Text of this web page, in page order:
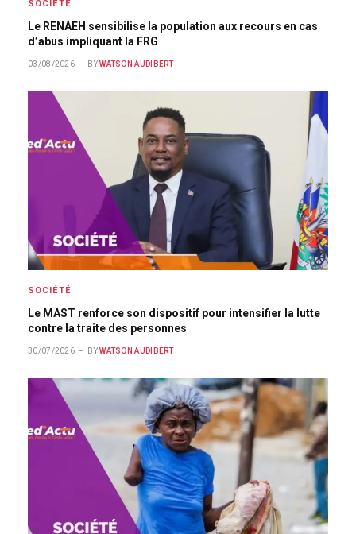
SOCIÉTÉ
Le RENAEH sensibilise la population aux recours en cas
d’abus impliquant la FRG
03/08/2026 BY WATSON AUDIBERT
SOCIÉTÉ
Le MAST renforce son dispositif pour intensifier la lutte
contre la traite des personnes
30/07/2026 BY WATSON AUDIBERT